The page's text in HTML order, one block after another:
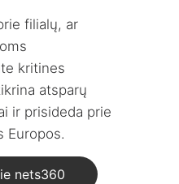
filialų, ar
kritines
atsparų
ir prisideda prie
Europos.
nets360